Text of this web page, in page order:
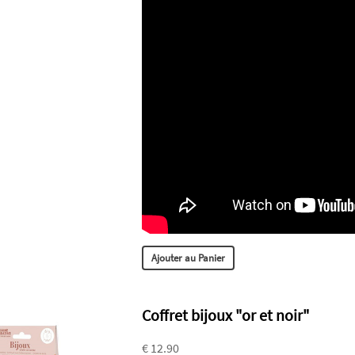
Ajouter au Panier
Coffret bijoux "or et noir"
€ 12.90